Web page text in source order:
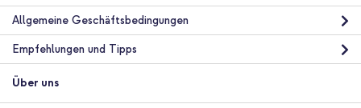
Allgemeine Geschäftsbedingungen
Empfehlungen und Tipps
Über uns